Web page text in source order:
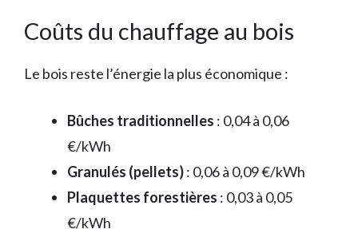
Coûts du chauffage au bois
Le bois reste l’énergie la plus économique :
Bûches traditionnelles : 0,04 à 0,06
€/kWh
Granulés (pellets): 0,06 à 0,09 €/kWh
Plaquettes forestières : 0,03 à 0,05
€/kWh